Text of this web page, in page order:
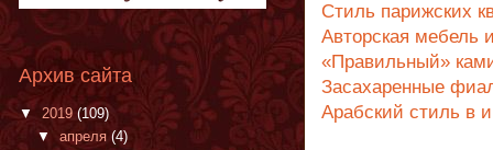
Стиль парижских
Авторская мебель
«Правильный»
Засахаренные
Арабский стиль в
Архив сайта
▼ 2019 (109)
▼ апреля (4)